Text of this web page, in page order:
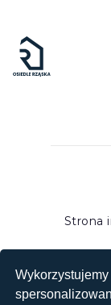
Strona
Pomoże